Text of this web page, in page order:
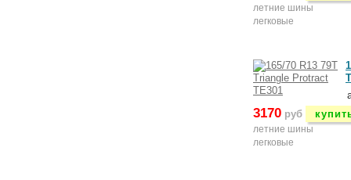
летние шины
легковые
3170 руб
летние шины
легковые